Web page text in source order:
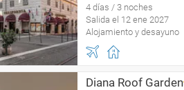
4 días / 3 noches
Salida el 12 ene 2027
Alojamiento y desayuno
Diana Roof Garden